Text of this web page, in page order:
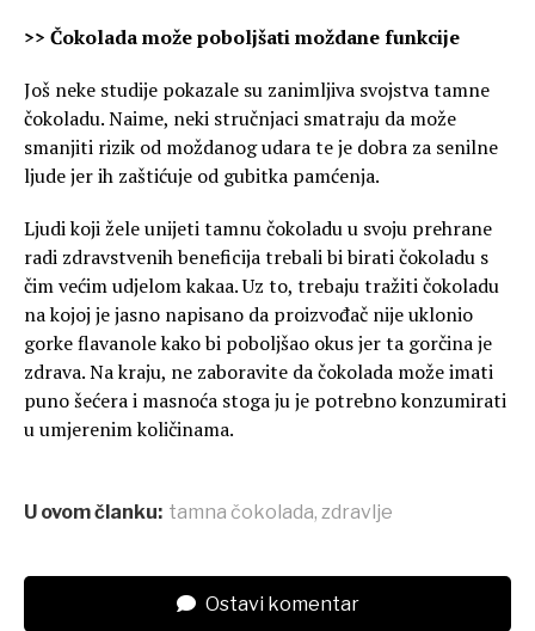
>> Čokolada može poboljšati moždane funkcije
Još neke studije pokazale su zanimljiva svojstva tamne
čokoladu. Naime, neki stručnjaci smatraju da može
smanjiti rizik od moždanog udara te je dobra za senilne
ljude jer ih zaštićuje od gubitka pamćenja.
Ljudi koji žele unijeti tamnu čokoladu u svoju prehrane
radi zdravstvenih beneficija trebali bi birati čokoladu s
čim većim udjelom kakaa. Uz to, trebaju tražiti čokoladu
na kojoj je jasno napisano da proizvođač nije uklonio
gorke flavanole kako bi poboljšao okus jer ta gorčina je
zdrava. Na kraju, ne zaboravite da čokolada može imati
puno šećera i masnoća stoga ju je potrebno konzumirati
u umjerenim količinama.
U ovom članku: tamna čokolada, zdravlje
Ostavi komentar